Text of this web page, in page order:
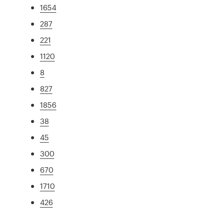
1654
287
221
1120
8
827
1856
38
45
300
670
1710
426